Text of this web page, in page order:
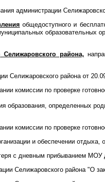
администрации
общедоступного и
образовательных
района,
Селижаровского района от
комиссии по проверке
образования, определенных
комиссии по проверке
и обеспечении отдыха,
с дневным прибыванием
Селижаровского района "О